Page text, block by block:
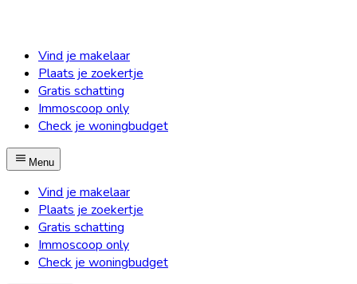
Vind je makelaar
Plaats je zoekertje
Gratis schatting
Immoscoop only
Check je woningbudget
Menu
Vind je makelaar
Plaats je zoekertje
Gratis schatting
Immoscoop only
Check je woningbudget